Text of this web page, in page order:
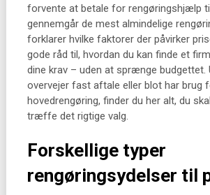
forvente at betale for rengøringshjælp
gennemgår de mest almindelige
forklarer hvilke faktorer der påvirker
gode råd til, hvordan du kan finde et
dine krav – uden at sprænge budgettet.
overvejer fast aftale eller blot har brug
hovedrengøring, finder du her alt, du
træffe det rigtige valg.
Forskellige typer
rengøringsydelser til